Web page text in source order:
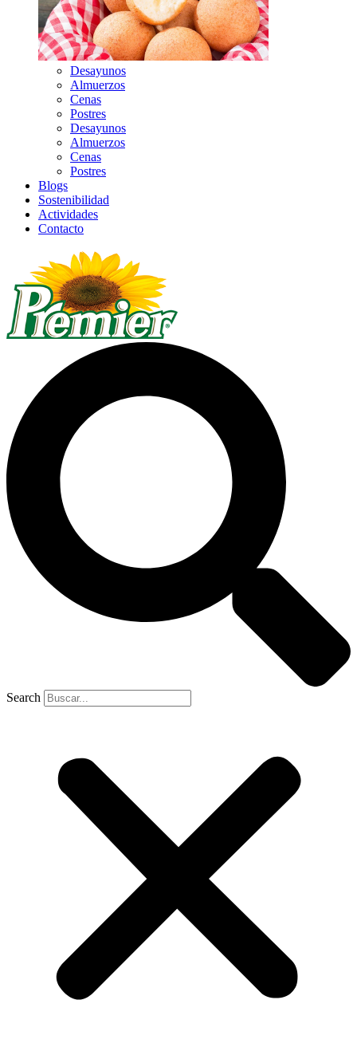
Desayunos
Almuerzos
Cenas
Postres
Desayunos
Almuerzos
Cenas
Postres
Blogs
Sostenibilidad
Actividades
Contacto
Search